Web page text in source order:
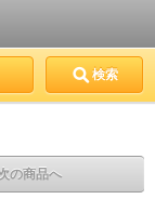
検索
の商品へ